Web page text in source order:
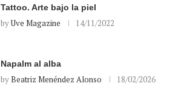
Tattoo. Arte bajo la piel
byUve Magazine 14/11/2022
Napalm al alba
byBeatriz Menéndez Alonso 18/02/2026